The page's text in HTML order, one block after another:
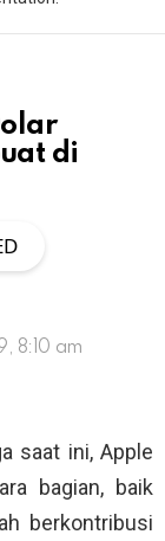
di
8:10 am
saat ini, Apple
bagian, baik
berkontribusi